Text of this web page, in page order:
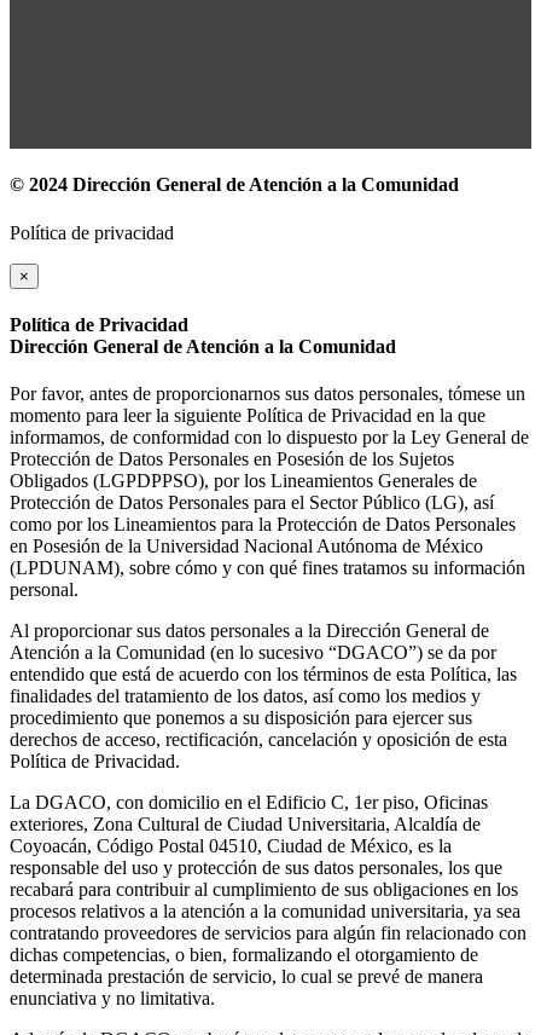
© 2024 Dirección General de Atención a la Comunidad
Política de privacidad
×
Política de Privacidad
Dirección General de Atención a la Comunidad
Por favor, antes de proporcionarnos sus datos personales, tómese un
momento para leer la siguiente Política de Privacidad en la que
informamos, de conformidad con lo dispuesto por la Ley General de
Protección de Datos Personales en Posesión de los Sujetos
Obligados (LGPDPPSO), por los Lineamientos Generales de
Protección de Datos Personales para el Sector Público (LG), así
como por los Lineamientos para la Protección de Datos Personales
en Posesión de la Universidad Nacional Autónoma de México
(LPDUNAM), sobre cómo y con qué fines tratamos su información
personal.
Al proporcionar sus datos personales a la Dirección General de
Atención a la Comunidad (en lo sucesivo “DGACO”) se da por
entendido que está de acuerdo con los términos de esta Política, las
finalidades del tratamiento de los datos, así como los medios y
procedimiento que ponemos a su disposición para ejercer sus
derechos de acceso, rectificación, cancelación y oposición de esta
Política de Privacidad.
La DGACO, con domicilio en el Edificio C, 1er piso, Oficinas
exteriores, Zona Cultural de Ciudad Universitaria, Alcaldía de
Coyoacán, Código Postal 04510, Ciudad de México, es la
responsable del uso y protección de sus datos personales, los que
recabará para contribuir al cumplimiento de sus obligaciones en los
procesos relativos a la atención a la comunidad universitaria, ya sea
contratando proveedores de servicios para algún fin relacionado con
dichas competencias, o bien, formalizando el otorgamiento de
determinada prestación de servicio, lo cual se prevé de manera
enunciativa y no limitativa.